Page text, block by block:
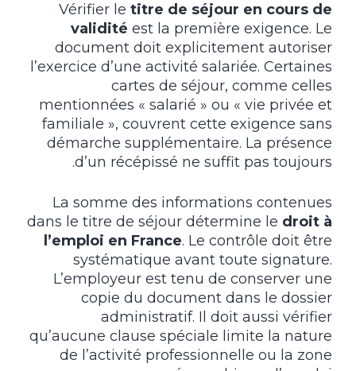
Vérifier le titre de séjour en cours de
validité est la première exigence. Le
document doit explicitement autoriser
l’exercice d’une activité salariée. Certaines
cartes de séjour, comme celles
mentionnées « salarié » ou « vie privée et
familiale », couvrent cette exigence sans
démarche supplémentaire. La présence
d’un récépissé ne suffit pas toujours.
La somme des informations contenues
dans le titre de séjour détermine le droit à
l’emploi en France. Le contrôle doit être
systématique avant toute signature.
L’employeur est tenu de conserver une
copie du document dans le dossier
administratif. Il doit aussi vérifier
qu’aucune clause spéciale limite la nature
de l’activité professionnelle ou la zone